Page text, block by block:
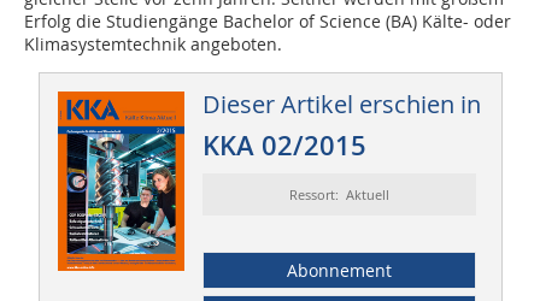
Erfolg die Studiengänge Bachelor of Science (BA) Kälte- oder
Klimasystemtechnik angeboten.
Dieser Artikel erschien in
KKA 02/2015
Ressort: Aktuell
Abonnement